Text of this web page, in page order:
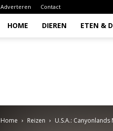
Adverteren Contact
HOME DIEREN ETEN &
Home Reizen U.S.A.: